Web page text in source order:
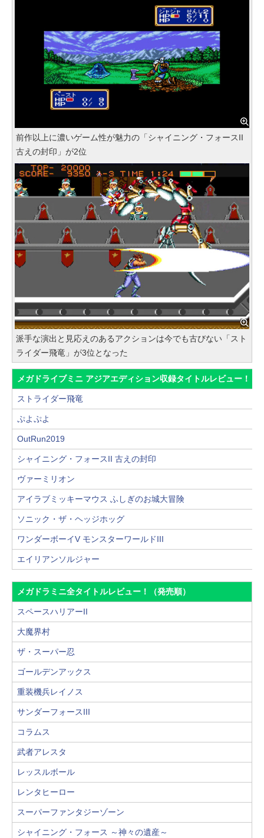
前作以上に濃いゲーム性が魅力の「シャイニング・フォースII
古えの封印」が2位
派手な演出と見応えのあるアクションは今でも古びない「スト
ライダー飛竜」が3位となった
メガドライブミニ アジアエディション収録タイトルレビュー！
ストライダー飛竜
ぷよぷよ
OutRun2019
シャイニング・フォースII 古えの封印
ヴァーミリオン
アイラブミッキーマウス ふしぎのお城大冒険
ソニック・ザ・ヘッジホッグ
ワンダーボーイV モンスターワールドIII
エイリアンソルジャー
メガドラミニ全タイトルレビュー！（発売順）
スペースハリアーII
大魔界村
ザ・スーパー忍
ゴールデンアックス
重装機兵レイノス
サンダーフォースIII
コラムス
武者アレスタ
レッスルボール
レンタヒーロー
スーパーファンタジーゾーン
シャイニング・フォース ～神々の遺産～